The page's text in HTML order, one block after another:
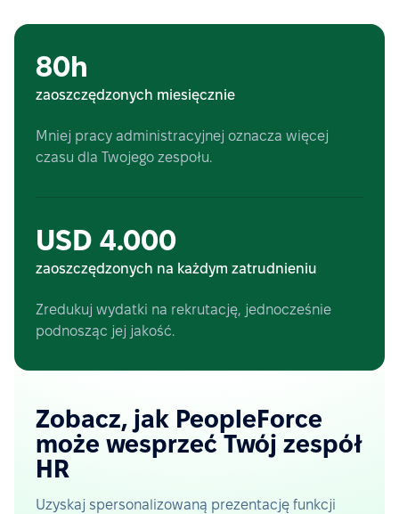
80h
zaoszczędzonych miesięcznie
Mniej pracy administracyjnej oznacza więcej
czasu dla Twojego zespołu.
USD 4.000
zaoszczędzonych na każdym zatrudnieniu
Zredukuj wydatki na rekrutację, jednocześnie
podnosząc jej jakość.
Zobacz, jak PeopleForce
może wesprzeć Twój zespół
HR
Uzyskaj spersonalizowaną prezentację funkcji